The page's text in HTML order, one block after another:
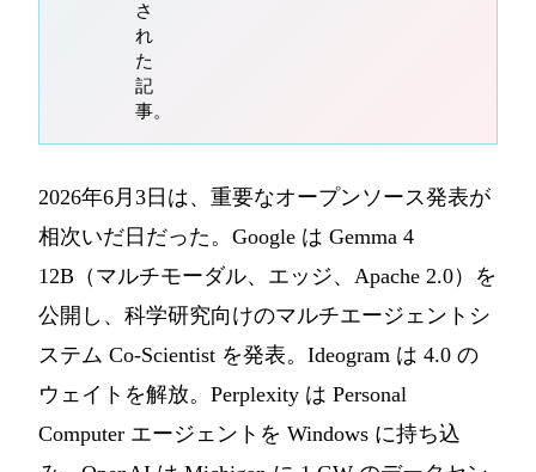
さ
れ
た
記
事。
2026年6月3日は、重要なオープンソース発表が
相次いだ日だった。Google は Gemma 4
12B（マルチモーダル、エッジ、Apache 2.0）を
公開し、科学研究向けのマルチエージェントシ
ステム Co-Scientist を発表。Ideogram は 4.0 の
ウェイトを解放。Perplexity は Personal
Computer エージェントを Windows に持ち込